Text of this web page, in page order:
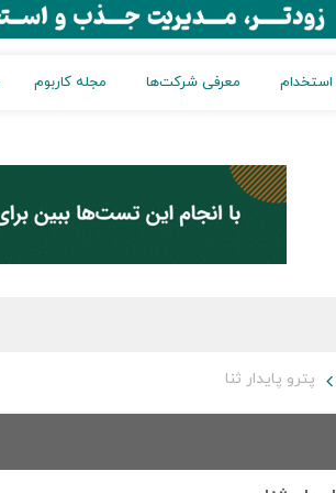
معرفی شرکت‌ها مجله کاربوم
پترو پایدار ثنا